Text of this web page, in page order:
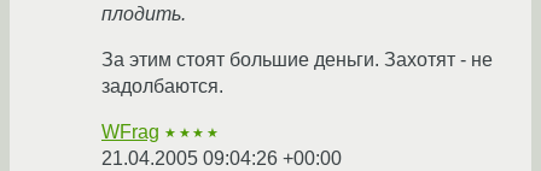
плодить.
За этим стоят большие деньги. Захотят - не
задолбаются.
WFrag ★★★★
21.04.2005 09:04:26 +00:00